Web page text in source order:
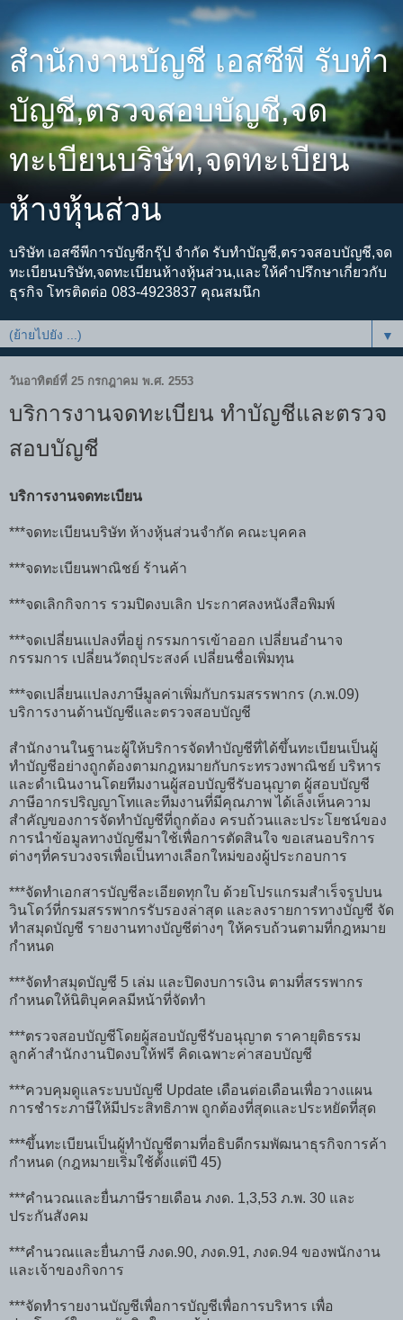
สำนักงานบัญชี เอสซีพี รับทำ
บัญชี,ตรวจสอบบัญชี,จด
ทะเบียนบริษัท,จดทะเบียน
ห้างหุ้นส่วน
บริษัท เอสซีพีการบัญชีกรุ๊ป จำกัด รับทำบัญชี,ตรวจสอบบัญชี,จด
ทะเบียนบริษัท,จดทะเบียนห้างหุ้นส่วน,และให้คำปรึกษาเกี่ยวกับ
ธุรกิจ โทรติดต่อ 083-4923837 คุณสมนึก
▼
วันอาทิตย์ที่ 25 กรกฎาคม พ.ศ. 2553
บริการงานจดทะเบียน ทำบัญชีและตรวจ
สอบบัญชี
บริการงานจดทะเบียน
***จดทะเบียนบริษัท ห้างหุ้นส่วนจำกัด คณะบุคคล
***จดทะเบียนพาณิชย์ ร้านค้า
***จดเลิกกิจการ รวมปิดงบเลิก ประกาศลงหนังสือพิมพ์
***จดเปลี่ยนแปลงที่อยู่ กรรมการเข้าออก เปลี่ยนอำนาจ
กรรมการ เปลี่ยนวัตถุประสงค์ เปลี่ยนชื่อเพิ่มทุน
***จดเปลี่ยนแปลงภาษีมูลค่าเพิ่มกับกรมสรรพากร (ภ.พ.09)
บริการงานด้านบัญชีและตรวจสอบบัญชี
สำนักงานในฐานะผู้ให้บริการจัดทำบัญชีที่ได้ขึ้นทะเบียนเป็นผู้
ทำบัญชีอย่างถูกต้องตามกฎหมายกับกระทรวงพาณิชย์ บริหาร
และดำเนินงานโดยทีมงานผู้สอบบัญชีรับอนุญาต ผู้สอบบัญชี
ภาษีอากรปริญญาโทและทีมงานที่มีคุณภาพ ได้เล็งเห็นความ
สำคัญของการจัดทำบัญชีที่ถูกต้อง ครบถ้วนและประโยชน์ของ
การนำข้อมูลทางบัญชีมาใช้เพื่อการตัดสินใจ ขอเสนอบริการ
ต่างๆที่ครบวงจรเพื่อเป็นทางเลือกใหม่ของผู้ประกอบการ
***จัดทำเอกสารบัญชีละเอียดทุกใบ ด้วยโปรแกรมสำเร็จรูปบน
วินโดว์ที่กรมสรรพากรรับรองล่าสุด และลงรายการทางบัญชี จัด
ทำสมุดบัญชี รายงานทางบัญชีต่างๆ ให้ครบถ้วนตามที่กฎหมาย
กำหนด
***จัดทำสมุดบัญชี 5 เล่ม และปิดงบการเงิน ตามที่สรรพากร
กำหนดให้นิติบุคคลมีหน้าที่จัดทำ
***ตรวจสอบบัญชีโดยผู้สอบบัญชีรับอนุญาต ราคายุติธรรม
ลูกค้าสำนักงานปิดงบให้ฟรี คิดเฉพาะค่าสอบบัญชี
***ควบคุมดูแลระบบบัญชี Update เดือนต่อเดือนเพื่อวางแผน
การชำระภาษีให้มีประสิทธิภาพ ถูกต้องที่สุดและประหยัดที่สุด
***ขึ้นทะเบียนเป็นผู้ทำบัญชีตามที่อธิบดีกรมพัฒนาธุรกิจการค้า
กำหนด (กฎหมายเริ่มใช้ตั้งแต่ปี 45)
***คำนวณและยื่นภาษีรายเดือน ภงด. 1,3,53 ภ.พ. 30 และ
ประกันสังคม
***คำนวณและยื่นภาษี ภงด.90, ภงด.91, ภงด.94 ของพนักงาน
และเจ้าของกิจการ
***จัดทำรายงานบัญชีเพื่อการบัญชีเพื่อการบริหาร เพื่อ